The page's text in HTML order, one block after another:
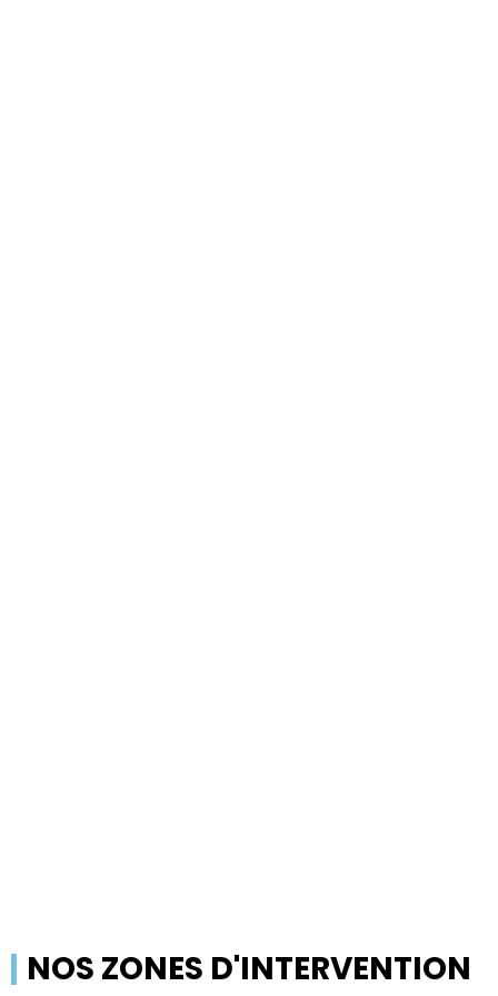
NOS ZONES D'INTERVENTION